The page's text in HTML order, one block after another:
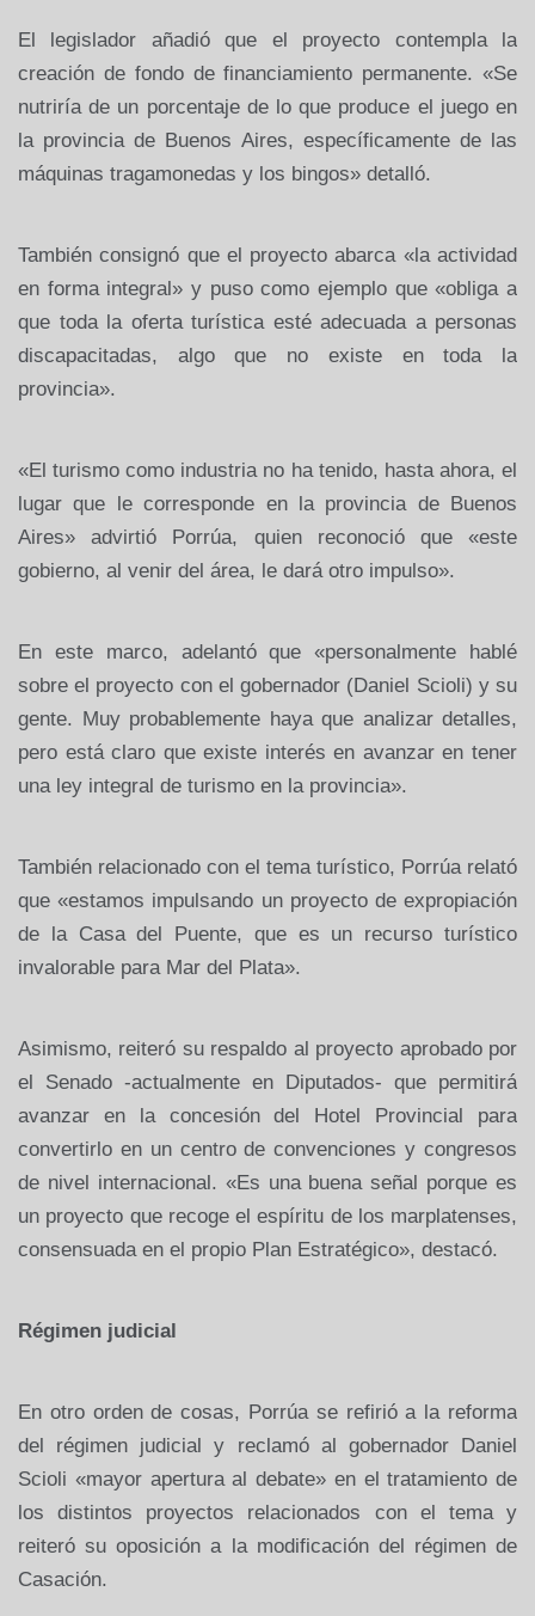
El legislador añadió que el proyecto contempla la
creación de fondo de financiamiento permanente. «Se
nutriría de un porcentaje de lo que produce el juego en
la provincia de Buenos Aires, específicamente de las
máquinas tragamonedas y los bingos» detalló.
También consignó que el proyecto abarca «la actividad
en forma integral» y puso como ejemplo que «obliga a
que toda la oferta turística esté adecuada a personas
discapacitadas, algo que no existe en toda la
provincia».
«El turismo como industria no ha tenido, hasta ahora, el
lugar que le corresponde en la provincia de Buenos
Aires» advirtió Porrúa, quien reconoció que «este
gobierno, al venir del área, le dará otro impulso».
En este marco, adelantó que «personalmente hablé
sobre el proyecto con el gobernador (Daniel Scioli) y su
gente. Muy probablemente haya que analizar detalles,
pero está claro que existe interés en avanzar en tener
una ley integral de turismo en la provincia».
También relacionado con el tema turístico, Porrúa relató
que «estamos impulsando un proyecto de expropiación
de la Casadel Puente, que es un recurso turístico
invalorable para Mar del Plata».
Asimismo, reiteró su respaldo al proyecto aprobado por
el Senado -actualmente en Diputados- que permitirá
avanzar en la concesión del Hotel Provincial para
convertirlo en un centro de convenciones y congresos
de nivel internacional. «Es una buena señal porque es
un proyecto que recoge el espíritu de los marplatenses,
consensuada en el propio Plan Estratégico», destacó.
Régimen judicial
En otro orden de cosas, Porrúa se refirió a la reforma
del régimen judicial y reclamó al gobernador Daniel
Scioli «mayor apertura al debate» en el tratamiento de
los distintos proyectos relacionados con el tema y
reiteró su oposición a la modificación del régimen de
Casación.